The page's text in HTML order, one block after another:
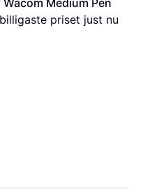
Medium Pen
priset just nu